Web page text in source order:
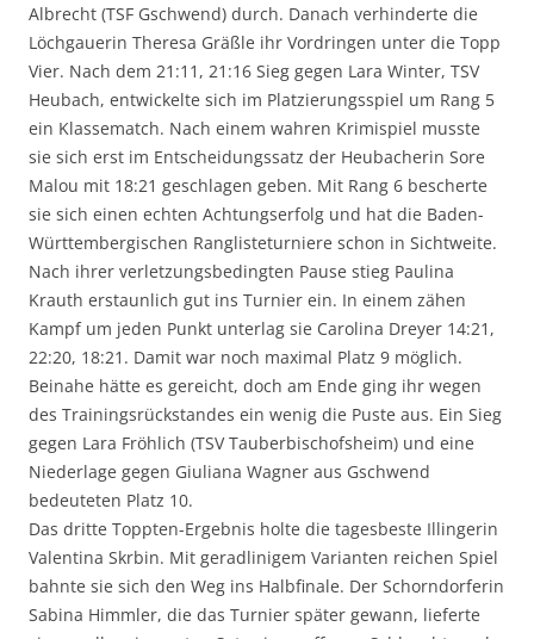
Albrecht (TSF Gschwend) durch. Danach verhinderte die
Löchgauerin Theresa Gräßle ihr Vordringen unter die Topp
Vier. Nach dem 21:11, 21:16 Sieg gegen Lara Winter, TSV
Heubach, entwickelte sich im Platzierungsspiel um Rang 5
ein Klassematch. Nach einem wahren Krimispiel musste
sie sich erst im Entscheidungssatz der Heubacherin Sore
Malou mit 18:21 geschlagen geben. Mit Rang 6 bescherte
sie sich einen echten Achtungserfolg und hat die Baden-
Württembergischen Ranglisteturniere schon in Sichtweite.
Nach ihrer verletzungsbedingten Pause stieg Paulina
Krauth erstaunlich gut ins Turnier ein. In einem zähen
Kampf um jeden Punkt unterlag sie Carolina Dreyer 14:21,
22:20, 18:21. Damit war noch maximal Platz 9 möglich.
Beinahe hätte es gereicht, doch am Ende ging ihr wegen
des Trainingsrückstandes ein wenig die Puste aus. Ein Sieg
gegen Lara Fröhlich (TSV Tauberbischofsheim) und eine
Niederlage gegen Giuliana Wagner aus Gschwend
bedeuteten Platz 10.
Das dritte Toppten-Ergebnis holte die tagesbeste Illingerin
Valentina Skrbin. Mit geradlinigem Varianten reichen Spiel
bahnte sie sich den Weg ins Halbfinale. Der Schorndorferin
Sabina Himmler, die das Turnier später gewann, lieferte